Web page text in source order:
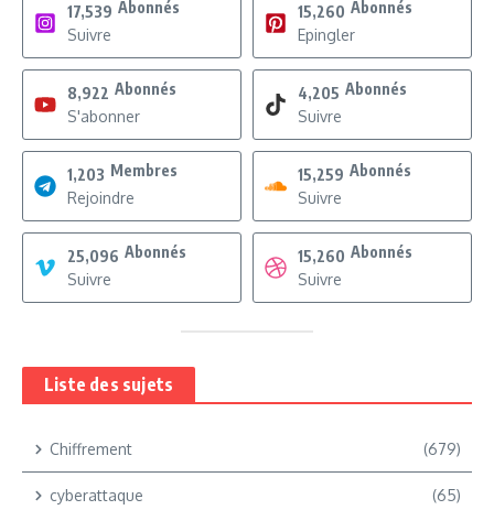
17,539 Abonnés
Suivre
15,260 Abonnés
Epingler
8,922 Abonnés
S'abonner
4,205 Abonnés
Suivre
1,203 Membres
Rejoindre
15,259 Abonnés
Suivre
25,096 Abonnés
Suivre
15,260 Abonnés
Suivre
Liste des sujets
Chiffrement (679)
cyberattaque (65)